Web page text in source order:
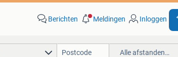
Berichten Meldingen Inloggen
Alle afstanden…